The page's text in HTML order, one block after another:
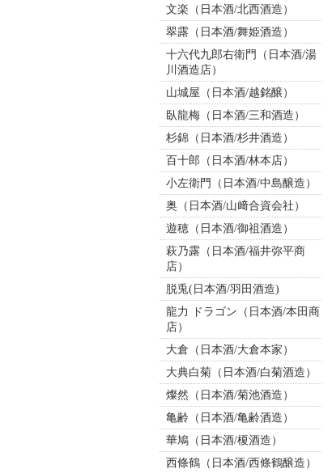
文楽（日本酒/北西酒造）
翠露（日本酒/舞姫酒造）
十六代九郎右衛門（日本酒/湯
川酒造店）
山城屋（日本酒/越銘醸）
臥龍梅（日本酒/三和酒造）
杉錦（日本酒/杉井酒造）
百十郎（日本酒/林本店）
小左衛門（日本酒/中島醸造）
奥（日本酒/山﨑合資会社）
遊穂（日本酒/御祖酒造）
萩乃露（日本酒/福井弥平商
店）
脱兎(日本酒/羽田酒造)
龍力 ドラゴン（日本酒/本田商
店）
大倉（日本酒/大倉本家）
大典白菊（日本酒/白菊酒造）
燦然（日本酒/菊池酒造）
亀齢（日本酒/亀齢酒造）
華鳩（日本酒/榎酒造）
西條鶴（日本酒/西條鶴醸造）